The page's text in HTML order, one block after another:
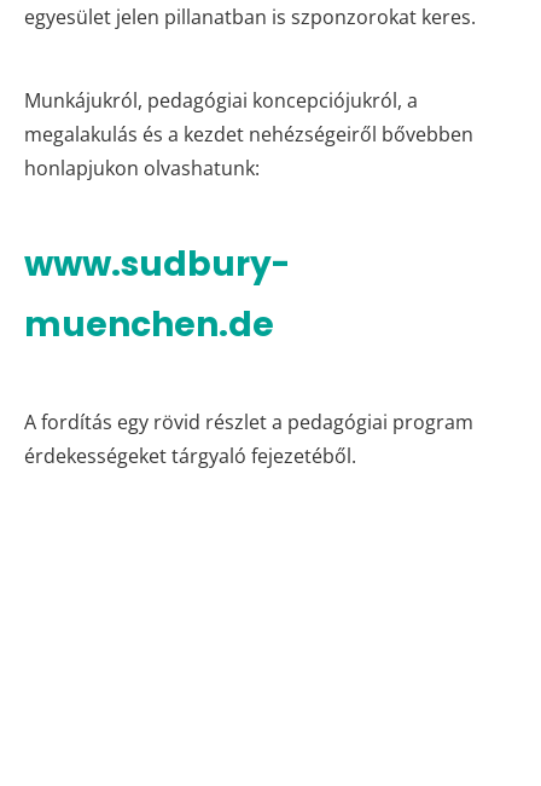
egyesület jelen pillanatban is szponzorokat keres.
Munkájukról, pedagógiai koncepciójukról, a
megalakulás és a kezdet nehézségeiről bővebben
honlapjukon olvashatunk:
www.sudbury-
muenchen.de
A fordítás egy rövid részlet a pedagógiai program
érdekességeket tárgyaló fejezetéből.